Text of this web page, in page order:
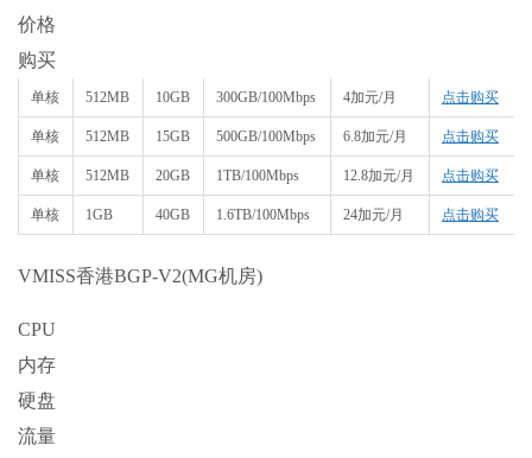
价格
购买
单核 512MB 10GB 300GB/100Mbps 4加元/月 点击购买
单核 512MB 15GB 500GB/100Mbps 6.8加元/月 点击购买
单核 512MB 20GB 1TB/100Mbps 12.8加元/月 点击购买
单核 1GB 40GB 1.6TB/100Mbps 24加元/月 点击购买
VMISS香港BGP-V2(MG机房)
CPU
内存
硬盘
流量